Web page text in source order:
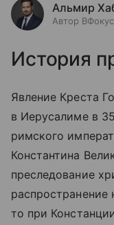
Альмир
Автор
История
Явление Креста
в Иерусалиме в
римского
Константина
преследование
распространение
то при